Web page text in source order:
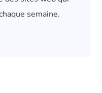
semaine.